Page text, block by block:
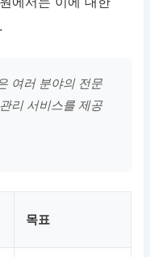
여러 분야의 전문
리 서비스를 제공
목표